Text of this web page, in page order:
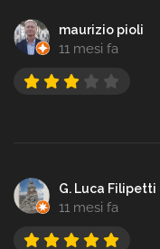
maurizio pioli
11 mesi fa
G. Luca Filipetti
11 mesi fa